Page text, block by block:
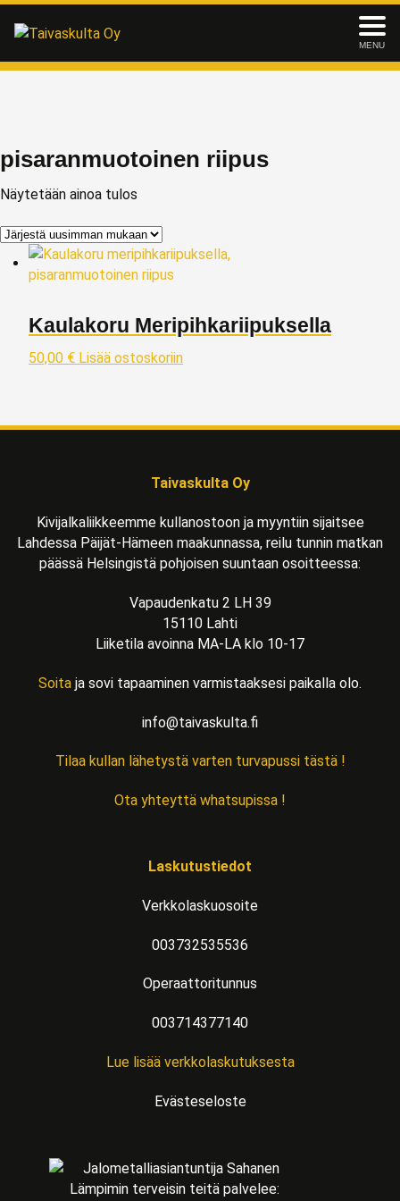
MENU
pisaranmuotoinen riipus
Näytetään ainoa tulos
Kaulakoru Meripihkariipuksella
50,00 € Lisää ostoskoriin
Taivaskulta Oy
Kivijalkaliikkeemme kullanostoon ja myyntiin sijaitsee
Lahdessa Päijät-Hämeen maakunnassa, reilu tunnin matkan
päässä Helsingistä pohjoisen suuntaan osoitteessa:
Vapaudenkatu 2 LH 39
15110 Lahti
Liiketila avoinna MA-LA klo 10-17
Soita ja sovi tapaaminen varmistaaksesi paikalla olo.
info@taivaskulta.fi
Tilaa kullan lähetystä varten turvapussi tästä !
Ota yhteyttä whatsupissa !
Laskutustiedot
Verkkolaskuosoite
003732535536
Operaattoritunnus
003714377140
Lue lisää verkkolaskutuksesta
Evästeseloste
Lämpimin terveisin teitä palvelee: